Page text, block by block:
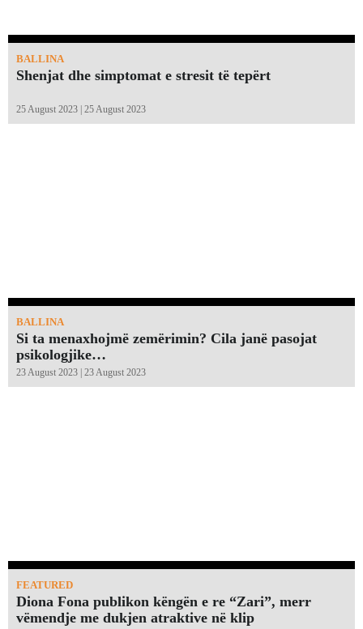
BALLINA
Shenjat dhe simptomat e stresit të tepërt
25 August 2023 | 25 August 2023
BALLINA
Si ta menaxhojmë zemërimin? Cila janë pasojat
psikologjike…
23 August 2023 | 23 August 2023
FEATURED
Diona Fona publikon këngën e re “Zari”, merr
vëmendje me dukjen atraktive në klip